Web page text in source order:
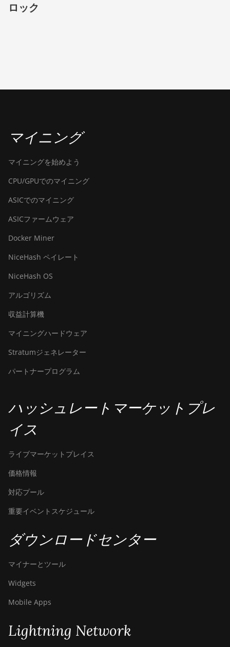
BITMAIN Antminer S23
(580Th)
BITMAIN Antminer S23 Hyd.
BITMAIN Antminer S23 Imm.
(442Th)
BITMAIN Antminer S23e Hyd
2U (865Th/s)
BITMAIN Antminer T19
Hydro (158Th)
BITMAIN Antminer T21
Baikal Giant X10
Bitdeer SealMiner A2 Hyd
Bitdeer SealMiner A2 Pro
Hyd
Bitdeer SealMiner A3 Hydro
Bitdeer SealMiner A3 Pro Air
Bitdeer SealMiner A4 Pro
ロック
マイニング
マイニングを始めよう
CPU/GPUでのマイニング
ASICでのマイニング
ASICファームウェア
Docker Miner
NiceHash ペイレート
NiceHash OS
アルゴリズム
収益計算機
マイニングハードウェア
Stratumジェネレーター
パートナープログラム
ハッシュレートマーケットプレ
イス
ライブマーケットプレイス
価格情報
対応プール
重要イベントスケジュール
ダウンロードセンター
マイナーとツール
Widgets
Mobile Apps
Lightning Network